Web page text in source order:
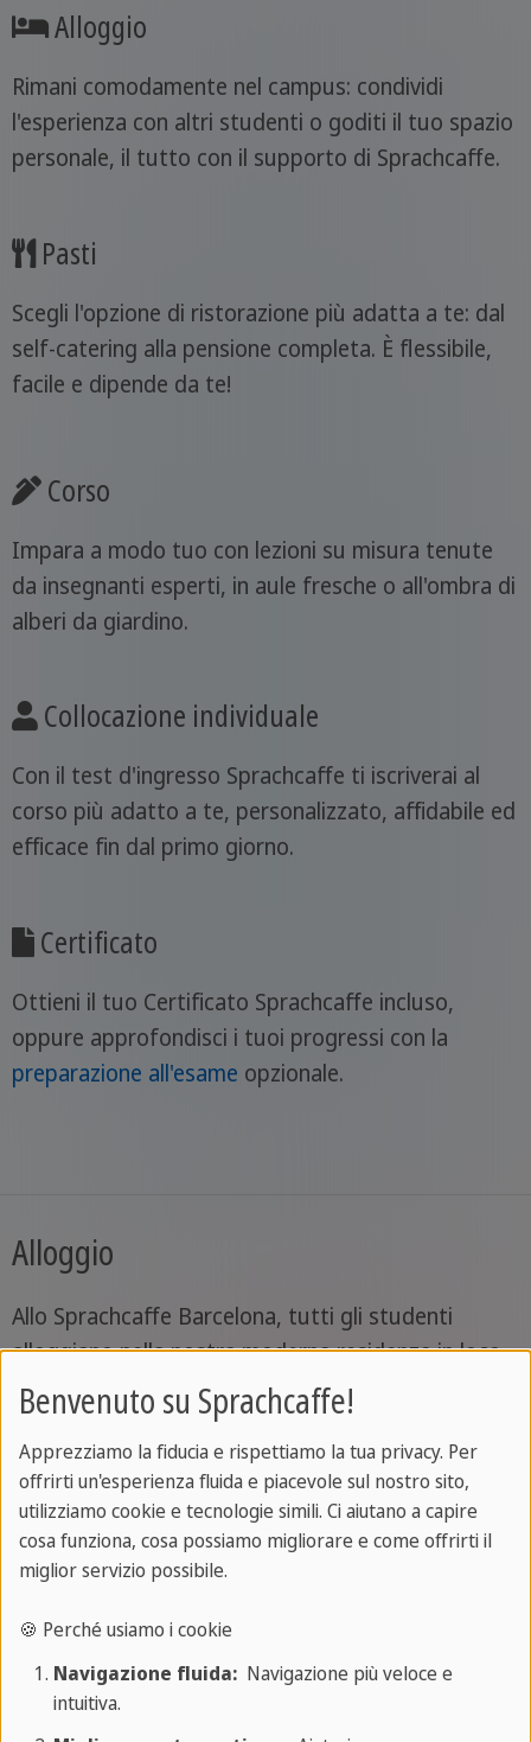
Alloggio
Rimani comodamente nel campus: condividi
l'esperienza con altri studenti o goditi il tuo spazio
personale, il tutto con il supporto di Sprachcaffe.
Pasti
Scegli l'opzione di ristorazione più adatta a te: dal
self-catering alla pensione completa. È flessibile,
facile e dipende da te!
Corso
Impara a modo tuo con lezioni su misura tenute
da insegnanti esperti, in aule fresche o all'ombra di
alberi da giardino.
Collocazione individuale
Con il test d'ingresso Sprachcaffe ti iscriverai al
corso più adatto a te, personalizzato, affidabile ed
efficace fin dal primo giorno.
Certificato
Ottieni il tuo Certificato Sprachcaffe incluso,
oppure approfondisci i tuoi progressi con la
preparazione all'esame opzionale.
Alloggio
Allo Sprachcaffe Barcelona, tutti gli studenti
alloggiano nella nostra moderna residenza in loco,
un ambiente sociale e confortevole che ti
permette di vivere e imparare in un unico luogo. È
l'occasione perfetta per entrare in contatto con
altri studenti internazionali, condividere esperienze
e praticare lo spagnolo insieme fin dall'inizio.
Residenza
Benvenuto su Sprachcaffe!
Apprezziamo la fiducia e rispettiamo la tua privacy. Per
offrirti un'esperienza fluida e piacevole sul nostro sito,
utilizziamo cookie e tecnologie simili. Ci aiutano a capire
cosa funziona, cosa possiamo migliorare e come offrirti il
miglior servizio possibile.
🍪 Perché usiamo i cookie
Navigazione fluida:Navigazione più veloce e
intuitiva.